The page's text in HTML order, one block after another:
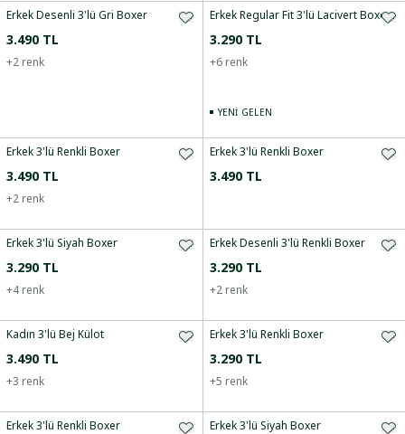
Erkek Desenli 3'lü Gri Boxer
3.490 TL
+2 renk
Erkek Regular Fit 3'lü Lacivert Boxer
3.290 TL
+6 renk
YENI GELEN
Erkek 3'lü Renkli Boxer
3.490 TL
+2 renk
Erkek 3'lü Renkli Boxer
3.490 TL
Erkek 3'lü Siyah Boxer
3.290 TL
+4 renk
Erkek Desenli 3'lü Renkli Boxer
3.290 TL
+2 renk
Kadın 3'lü Bej Külot
3.490 TL
+3 renk
Erkek 3'lü Renkli Boxer
3.290 TL
+5 renk
Erkek 3'lü Renkli Boxer Erkek 3'lü Siyah Boxer